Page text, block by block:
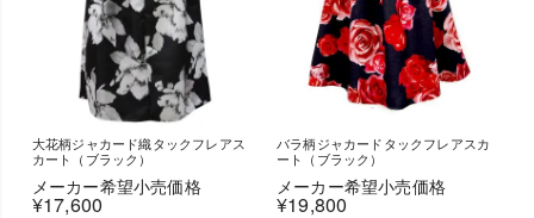
大花柄ジャカード織タックフレアス
カート（ブラック）
メーカー希望小売価格
¥17,600
バラ柄ジャカードタックフレアスカ
ート（ブラック）
メーカー希望小売価格
¥19,800